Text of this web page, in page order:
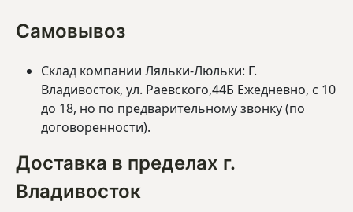
Самовывоз
Склад компании Ляльки-Люльки: Г.
Владивосток, ул. Раевского,44Б Ежедневно, с 10
до 18, но по предварительному звонку (по
договоренности).
Доставка в пределах г.
Владивосток